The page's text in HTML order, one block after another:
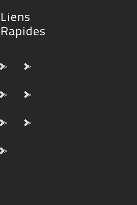
Liens
Rapides
"> ">
"> ">
"> ">
">